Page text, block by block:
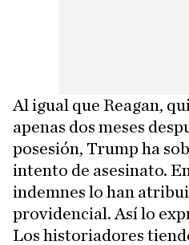
Al igual que Reagan,
apenas dos meses
posesión, Trump ha
intento de asesinato.
indemnes lo han
providencial. Así lo
Los historiadores